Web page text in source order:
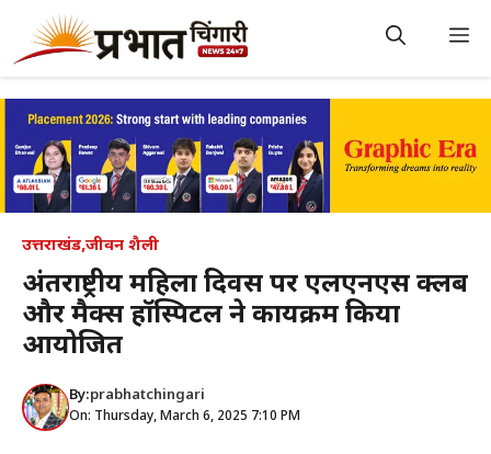
content
उत्तराखंड,जीवन शैली
अंतर्राष्ट्रीय महिला दिवस पर एलएनएस क्लब
और मैक्स हॉस्पिटल ने कार्यक्रम किया
आयोजित
By:prabhatchingari
On: Thursday, March 6, 2025 7:10 PM